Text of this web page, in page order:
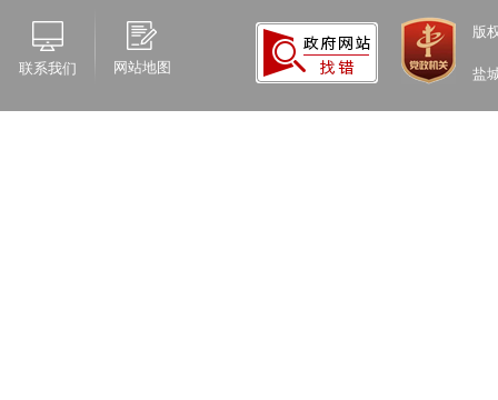
联系我们 网站地图
版
盐